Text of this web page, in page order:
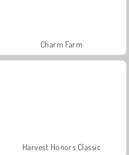
Charm Farm
Harvest Honors Classic